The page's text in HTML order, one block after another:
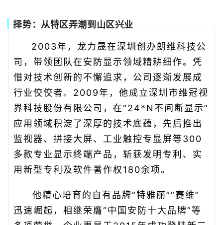
择势：从特区弄潮到山区兴业
2003年，龙力晟在深圳创办朗维科技公
司，带领团队在安防显示领域精耕细作。凭
借对技术创新的不懈追求，公司逐渐发展成
行业佼佼者。2009年，他成立深圳市维冠视
界科技股份有限公司，在“24*N不间断显示”
应用领域积淀了深厚的技术底蕴，先后推出
监视器、拼接大屏、工业触控专显屏等300
多款专业显示终端产品，斩获发明专利、实
用新型专利及软件著作权180余项。
他精心培育的自有品牌“特雅丽”“赛维”
迅速崛起，相继荣膺“中国安防十大品牌”等